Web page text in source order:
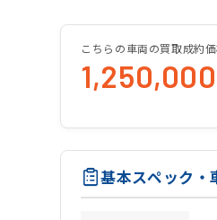
こちらの車両の買取成約価
1,250,000
基本スペック・